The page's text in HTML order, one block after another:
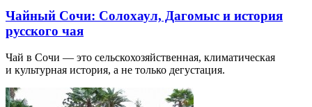
Чайный Сочи: Солохаул, Дагомыс и история
русского чая
Чай в Сочи — это сельскохозяйственная, климатическая
и культурная история, а не только дегустация.